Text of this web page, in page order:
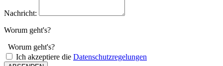
Nachricht:
Worum geht's?
Worum geht's?
Ich akzeptiere die Datenschutzregelungen